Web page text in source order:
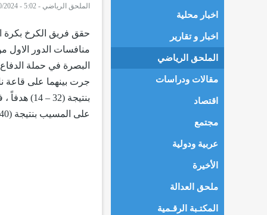
الملحق الرياضي -
5:02 - 28/10/2024
جرت بينهما على قاعة
على المسيب بنتيجة (40-17)هدفاً.
اخبار محلية
اخبار و تقارير
الملحق الرياضي
مقالات ودراسات
اقتصاد
مجتمع
عربية ودولية
الأخيرة
ملحق العدالة
المكتـبة الرقـمية